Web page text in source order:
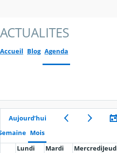
ACTUALITES
Accueil Blog Agenda
Aujourd’hui
Mois
Lundi
Mardi Mercredi